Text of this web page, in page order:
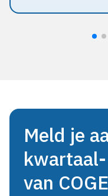
Meld je
van